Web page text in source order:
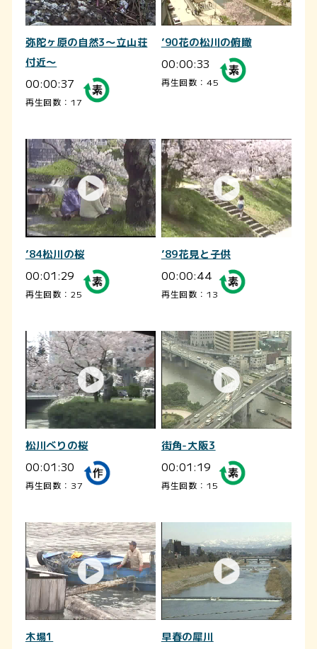
弥陀ヶ原の自然3～立山荘
付近～
00:00:37
再生回数：17
’90花の松川の俯瞰
00:00:33
再生回数：45
’84松川の桜
00:01:29
再生回数：25
’89花見と子供
00:00:44
再生回数：13
松川べりの桜
00:01:30
再生回数：37
街角-大阪3
00:01:19
再生回数：15
木場1 早春の犀川